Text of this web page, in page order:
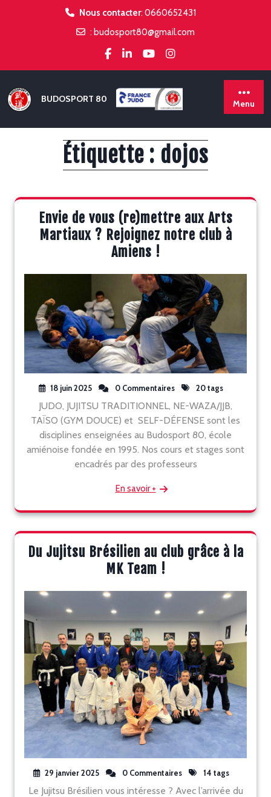
Nous contacter: 0660652431
: budosport80@gmail.com
BUDOSPORT 80 Menu
Étiquette : dojos
Envie de vous (re)mettre aux Arts
Martiaux ? Rejoignez notre club à
Amiens !
18 juin 2025 0 Commentaires 20 tags
JUDO, JUJITSU TRADITIONNEL, NE-WAZA/JJB,
TAÏSO (GYM DOUCE) et SELF-DÉFENSE sont les
disciplines enseignées au Budosport 80, école
amiénoise fondée en 1995. Nos cours et stages sont
encadrés par des professeurs
En savoir +
Du Jujitsu Brésilien au club grâce à la
MK Team !
29 janvier 2025 0 Commentaires 14 tags
Le Jujitsu Brésilien vous intéresse ? Avec l’arrivée du